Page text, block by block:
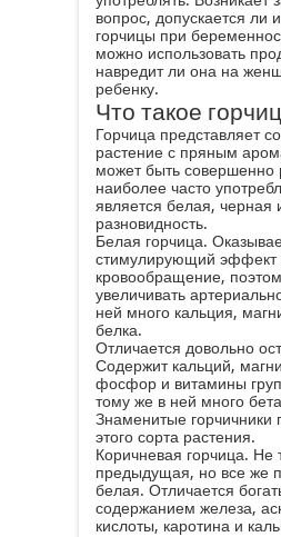
вопрос, допускается ли
горчицы при
можно использовать
навредит ли она на
ребенку.
Что такое
Горчица представляет
растение с пряным
может быть совершенно
наиболее часто
является белая, черная
разновидность.
Белая горчица.
стимулирующий эффект
кровообращение,
увеличивать
ней много кальция,
белка.
Отличается довольно
Содержит кальций,
фосфор и витамины
тому же в ней много
Знаменитые горчичники
этого сорта растения.
Коричневая горчица. Не
предыдущая, но все же
белая. Отличается
содержанием железа,
кислоты, каротина и